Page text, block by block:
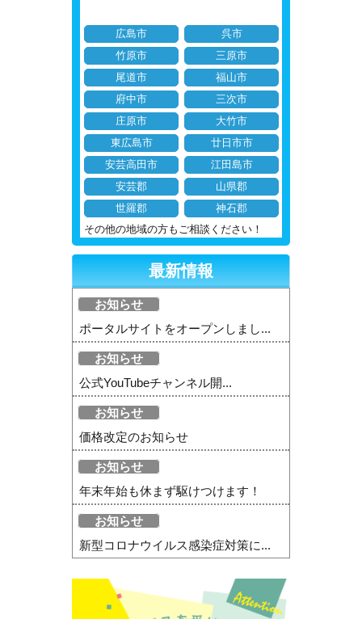
広島市
呉市
竹原市
三原市
尾道市
福山市
府中市
三次市
庄原市
大竹市
東広島市
廿日市市
安芸高田市
江田島市
安芸郡
山県郡
世羅郡
神石郡
その他の地域の方もご相談ください！
最新情報
お知らせ
ポータルサイトをオープンしまし...
お知らせ
公式YouTubeチャンネル開...
お知らせ
価格改定のお知らせ
お知らせ
年末年始も休まず駆けつけます！
お知らせ
新型コロナウイルス感染症対策に...